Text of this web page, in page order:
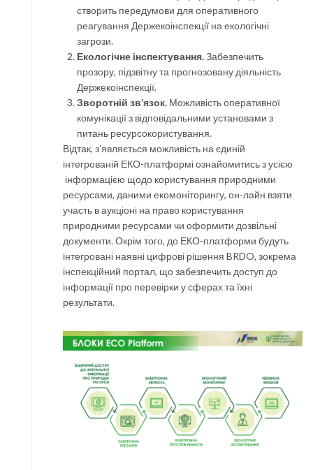
створить передумови для оперативного
реагування Держекоінспекції на екологічні
загрози.
Екологічне інспектування.Забезпечить
прозору, підзвітну та прогнозовану діяльність
Держекоінспекції.
Зворотній зв’язок. Можливість оперативної
комунікації з відповідальними установами з
питань ресурсокористування.
Відтак, з’являється можливість на єдиній
інтегрованій ЕКО-платформі ознайомитись з усією
інформацією щодо користування природними
ресурсами, даними екомоніторингу, он-лайн взяти
участь в аукціоні на право користування
природними ресурсами чи оформити дозвільні
документи. Окрім того, до ЕКО-платформи будуть
інтегровані наявні цифрові рішення BRDO, зокрема
інспекційний портал, що забезпечить доступ до
інформації про перевірки у сферах та їхні
результати.